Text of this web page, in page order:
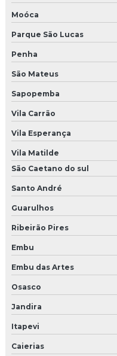
Fusão de fibra óptica
Fusão de fibra óptica
Identificação facial
Implantação de fibras
Implantação de rede
Implantação de rede
Infraestrutura de rede
Infraestrutura de rede e
Infraestrutura de rede
Instalação de câmeras e
Instalação de catraca
Instalação de cerca
Instalação cftv preço
Moóca
Parque São Lucas
Penha
São Mateus
Sapopemba
Vila Carrão
Vila Esperança
Vila Matilde
São Caetano do sul
Santo André
Guarulhos
Ribeirão Pires
Embu
Embu das Artes
Osasco
Jandira
Itapevi
Caierias